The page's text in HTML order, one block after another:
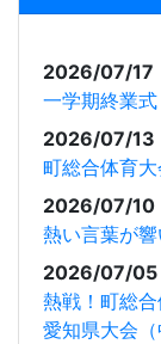
2026/07/17
一学期終業
2026/07/13
町総合体育
2026/07/10
熱い言葉が
2026/07/05
熱戦！町総
愛知県大会